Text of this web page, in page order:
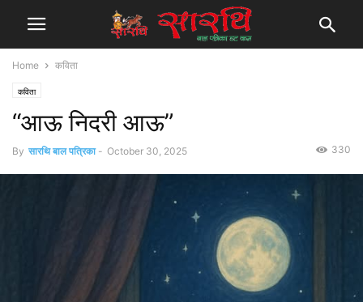
Home कविता
कविता
“आऊ निदरी आऊ”
By सारथि बाल पत्रिका - October 30, 2025 330